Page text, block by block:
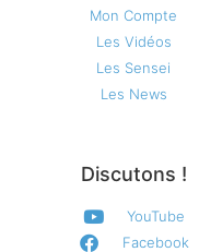
Mon Compte
Les Vidéos
Les Sensei
Les News
Discutons !
YouTube
Facebook